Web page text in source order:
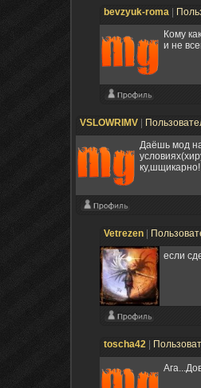
bevzyuk-roma
Кому
и не
VSLOWRIMV
Даёшь мод
Vetrezen
если
toscha42